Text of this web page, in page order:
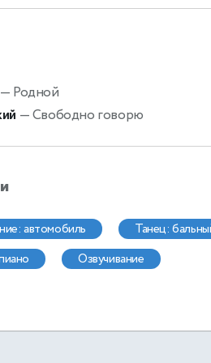
— Родной
— Свободно говорю
автомобиль танец:
озвучивание